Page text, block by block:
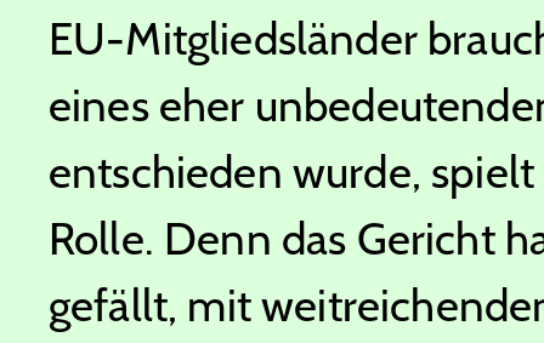
EU-Mitgliedsländer
eines eher
entschieden wurde,
Rolle. Denn das Gericht
gefällt, mit